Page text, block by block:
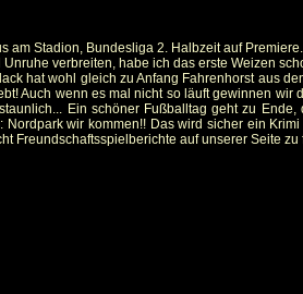
am Stadion, Bundesliga 2. Halbzeit auf
verbreiten, habe ich das erste Weizen
hat wohl gleich zu Anfang Fahrenhorst aus
Auch wenn es mal nicht so läuft gewinnen
Ein schöner Fußballtag geht zu
wir kommen!! Das wird sicher ein
Freundschaftsspielberichte auf unserer Seite zu